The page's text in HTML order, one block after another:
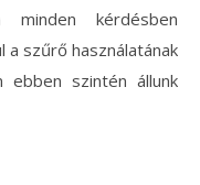
minden kérdésben
a szűrő használatának
ebben szintén állunk